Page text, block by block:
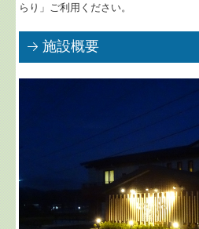
らり」ご利用ください。
施設概要